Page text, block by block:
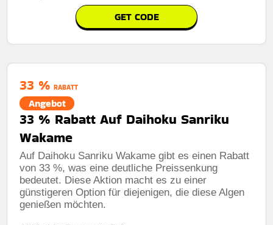
GET CODE
33 % RABATT
Angebot
33 % Rabatt Auf Daihoku Sanriku
Wakame
Auf Daihoku Sanriku Wakame gibt es einen Rabatt
von 33 %, was eine deutliche Preissenkung
bedeutet. Diese Aktion macht es zu einer
günstigeren Option für diejenigen, die diese Algen
genießen möchten.